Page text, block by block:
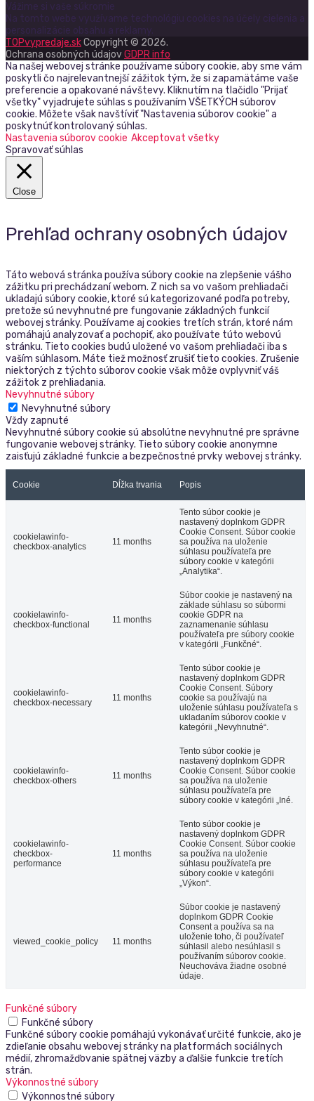
Vážime si vaše súkromie
Na tomto webe využívame technológiu cookies na účely cielenia a
personalizácie obsahu a reklamy.
TOPvypredaje.skCopyright © 2026.
Ochrana osobných údajovGDPR info
Na našej webovej stránke používame súbory cookie, aby sme vám
poskytli čo najrelevantnejší zážitok tým, že si zapamätáme vaše
preferencie a opakované návštevy. Kliknutím na tlačidlo "Prijať
všetky" vyjadrujete súhlas s používaním VŠETKÝCH súborov
cookie. Môžete však navštíviť "Nastavenia súborov cookie" a
poskytnúť kontrolovaný súhlas.
Nastavenia súborov cookie Akceptovat všetky
Spravovať súhlas
Close
Prehľad ochrany osobných údajov
Táto webová stránka používa súbory cookie na zlepšenie vášho
zážitku pri prechádzaní webom. Z nich sa vo vašom prehliadači
ukladajú súbory cookie, ktoré sú kategorizované podľa potreby,
pretože sú nevyhnutné pre fungovanie základných funkcií
webovej stránky. Používame aj cookies tretích strán, ktoré nám
pomáhajú analyzovať a pochopiť, ako používate túto webovú
stránku. Tieto cookies budú uložené vo vašom prehliadači iba s
vaším súhlasom. Máte tiež možnosť zrušiť tieto cookies. Zrušenie
niektorých z týchto súborov cookie však môže ovplyvniť váš
zážitok z prehliadania.
Nevyhnutné súbory
Nevyhnutné súbory
Vždy zapnuté
Nevyhnutné súbory cookie sú absolútne nevyhnutné pre správne
fungovanie webovej stránky. Tieto súbory cookie anonymne
zaisťujú základné funkcie a bezpečnostné prvky webovej stránky.
Cookie Dĺžka trvania Popis
cookielawinfo-
checkbox-analytics
11 months
Tento súbor cookie je
nastavený doplnkom GDPR
Cookie Consent. Súbor cookie
sa používa na uloženie
súhlasu používateľa pre
súbory cookie v kategórii
„Analytika“.
cookielawinfo-
checkbox-functional
11 months
Súbor cookie je nastavený na
základe súhlasu so súbormi
cookie GDPR na
zaznamenanie súhlasu
používateľa pre súbory cookie
v kategórii „Funkčné“.
cookielawinfo-
checkbox-necessary
11 months
Tento súbor cookie je
nastavený doplnkom GDPR
Cookie Consent. Súbory
cookie sa používajú na
uloženie súhlasu používateľa s
ukladaním súborov cookie v
kategórii „Nevyhnutné“.
cookielawinfo-
checkbox-others
11 months
Tento súbor cookie je
nastavený doplnkom GDPR
Cookie Consent. Súbor cookie
sa používa na uloženie
súhlasu používateľa pre
súbory cookie v kategórii „Iné.
cookielawinfo-
checkbox-
performance
11 months
Tento súbor cookie je
nastavený doplnkom GDPR
Cookie Consent. Súbor cookie
sa používa na uloženie
súhlasu používateľa pre
súbory cookie v kategórii
„Výkon“.
viewed_cookie_policy 11 months
Súbor cookie je nastavený
doplnkom GDPR Cookie
Consent a používa sa na
uloženie toho, či používateľ
súhlasil alebo nesúhlasil s
používaním súborov cookie.
Neuchováva žiadne osobné
údaje.
Funkčné súbory
Funkčné súbory
Funkčné súbory cookie pomáhajú vykonávať určité funkcie, ako je
zdieľanie obsahu webovej stránky na platformách sociálnych
médií, zhromažďovanie spätnej väzby a ďalšie funkcie tretích
strán.
Výkonnostné súbory
Výkonnostné súbory